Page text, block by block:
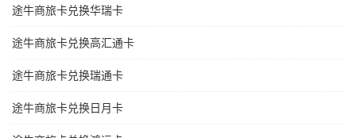
途牛商旅卡兑换华瑞卡
途牛商旅卡兑换高汇通卡
途牛商旅卡兑换瑞通卡
途牛商旅卡兑换日月卡